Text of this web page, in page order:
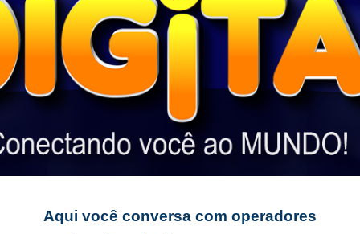
Aqui você conversa com operadores